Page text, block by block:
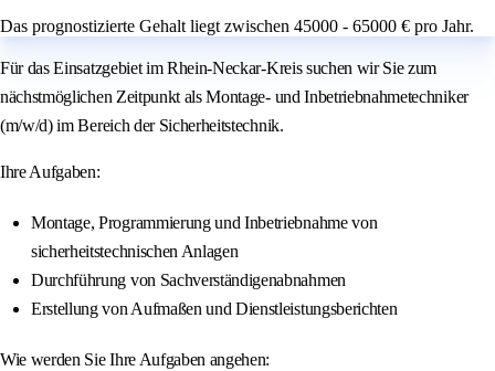
Das prognostizierte Gehalt liegt zwischen 45000 - 65000 € pro Jahr.
Für das Einsatzgebiet im Rhein-Neckar-Kreis suchen wir Sie zum
nächstmöglichen Zeitpunkt als Montage- und Inbetriebnahmetechniker
(m/w/d) im Bereich der Sicherheitstechnik.
Ihre Aufgaben:
Montage, Programmierung und Inbetriebnahme von
sicherheitstechnischen Anlagen
Durchführung von Sachverständigenabnahmen
Erstellung von Aufmaßen und Dienstleistungsberichten
Wie werden Sie Ihre Aufgaben angehen: